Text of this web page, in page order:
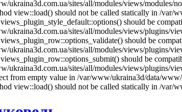
ukraina3d.com.ua/sites/all/modules/views/modules/
view::load() should not be called statically in /
should be
ukraina3d.com.ua/sites/all/modules/views/plugins/
should be
ukraina3d.com.ua/sites/all/modules/views/plugins/
should be
ukraina3d.com.ua/sites/all/modules/views/plugins/
from empty value in /var/www/ukraina3d/data/
view::load() should not be called statically in /